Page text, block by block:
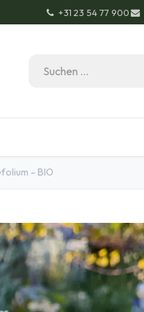
+31 23 54 77 900
- BIO